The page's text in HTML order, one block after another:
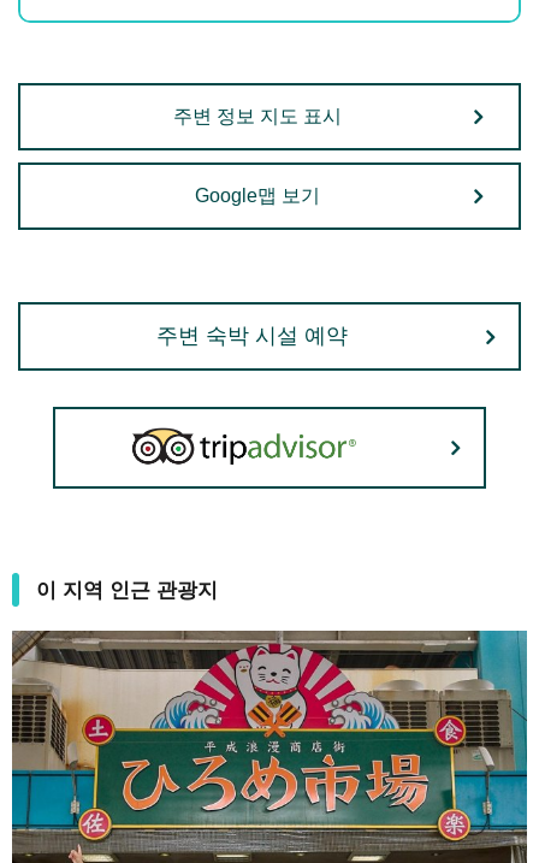
주변 정보 지도 표시
Google맵 보기
주변 숙박 시설 예약
이 지역 인근 관광지